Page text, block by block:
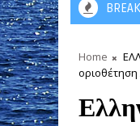
Home